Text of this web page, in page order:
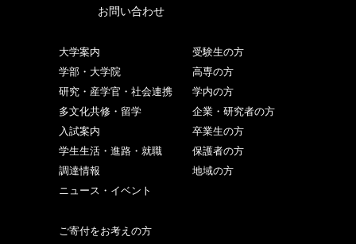
お問い合わせ
大学案内
学部・大学院
研究・産学官・社会連携
多文化共修・留学
入試案内
学生生活・進路・就職
調達情報
ニュース・イベント
受験生の方
高専の方
学内の方
企業・研究者の方
卒業生の方
保護者の方
地域の方
ご寄付をお考えの方